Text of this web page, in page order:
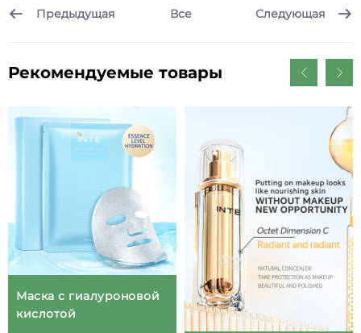
Предыдущая Все Следующая
Рекомендуемые товары
Маска с гиалуроновой
кислотой